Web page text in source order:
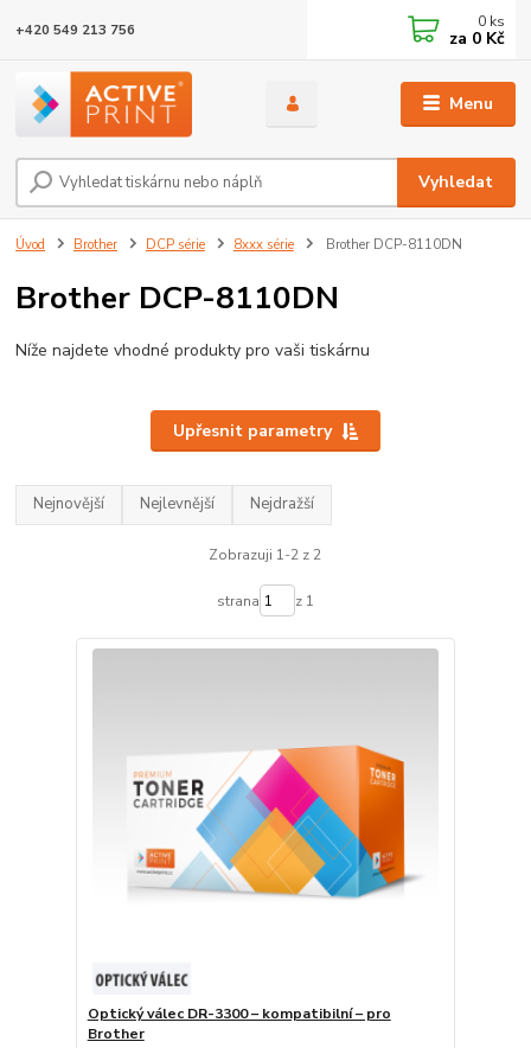
Menu
Vyhledat
+420 549 213 756 0 ks
za 0 Kč
Úvod Brother DCP série 8xxx série Brother DCP-8110DN
Brother DCP-8110DN
Níže najdete vhodné produkty pro vaši tiskárnu
Upřesnit parametry
Nejnovější Nejlevnější Nejdražší
Zobrazuji 1-2 z 2
strana z 1
Optický válec DR-3300 – kompatibilní – pro
Brother